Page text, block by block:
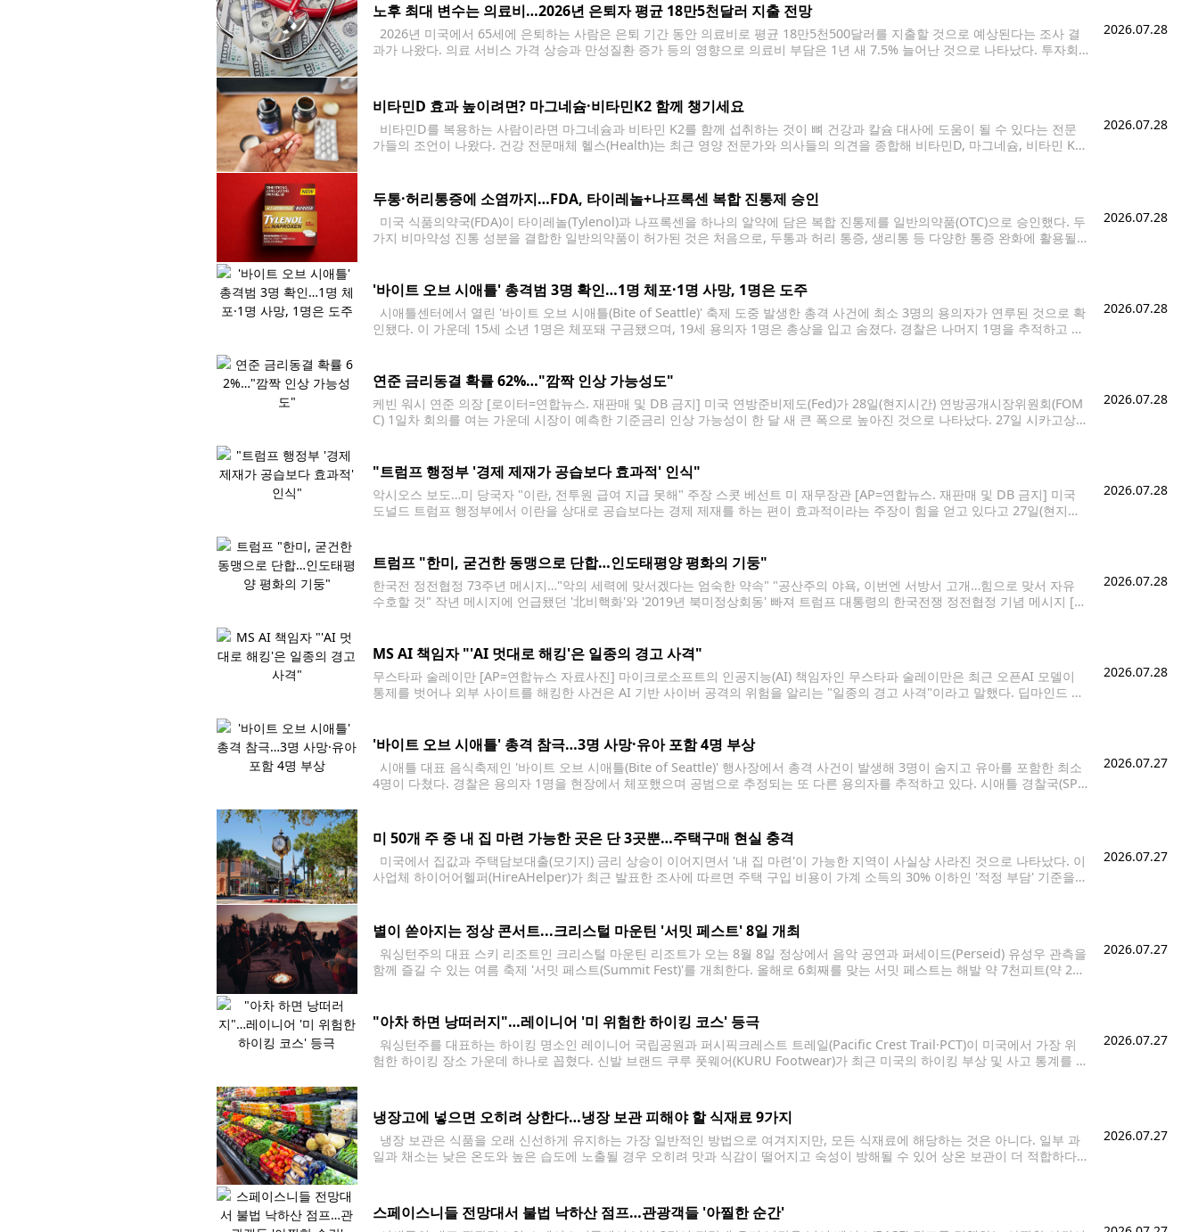
노후 최대 변수는 의료비…2026년 은퇴자 평균 18만5천달러 지출 전망
2026년 미국에서 65세에 은퇴하는 사람은 은퇴 기간 동안 의료비로 평균 18만5천500달러를 지출할 것으로 예상된다는 조사 결
과가 나왔다. 의료 서비스 가격 상승과 만성질환 증가 등의 영향으로 의료비 부담은 1년 새 7.5% 늘어난 것으로 나타났다. 투자회
2026.07.28
비타민D 효과 높이려면? 마그네슘·비타민K2 함께 챙기세요
비타민D를 복용하는 사람이라면 마그네슘과 비타민 K2를 함께 섭취하는 것이 뼈 건강과 칼슘 대사에 도움이 될 수 있다는 전문
가들의 조언이 나왔다. 건강 전문매체 헬스(Health)는 최근 영양 전문가와 의사들의 의견을 종합해 비타민D, 마그네슘, 비타민 K2
2026.07.28
두통·허리통증에 소염까지…FDA, 타이레놀+나프록센 복합 진통제 승인
미국 식품의약국(FDA)이 타이레놀(Tylenol)과 나프록센을 하나의 알약에 담은 복합 진통제를 일반의약품(OTC)으로 승인했다. 두
가지 비마약성 진통 성분을 결합한 일반의약품이 허가된 것은 처음으로, 두통과 허리 통증, 생리통 등 다양한 통증 완화에 활용될
2026.07.28
'바이트 오브 시애틀' 총격범 3명 확인…1명 체포·1명 사망, 1명은 도주
시애틀센터에서 열린 '바이트 오브 시애틀(Bite of Seattle)' 축제 도중 발생한 총격 사건에 최소 3명의 용의자가 연루된 것으로 확
인됐다. 이 가운데 15세 소년 1명은 체포돼 구금됐으며, 19세 용의자 1명은 총상을 입고 숨졌다. 경찰은 나머지 1명을 추적하고 있
2026.07.28
연준 금리동결 확률 62%…"깜짝 인상 가능성도"
케빈 워시 연준 의장 [로이터=연합뉴스. 재판매 및 DB 금지] 미국 연방준비제도(Fed)가 28일(현지시간) 연방공개시장위원회(FOM
C) 1일차 회의를 여는 가운데 시장이 예측한 기준금리 인상 가능성이 한 달 새 큰 폭으로 높아진 것으로 나타났다. 27일 시카고상품
2026.07.28
"트럼프 행정부 '경제 제재가 공습보다 효과적' 인식"
악시오스 보도…미 당국자 "이란, 전투원 급여 지급 못해" 주장 스콧 베선트 미 재무장관 [AP=연합뉴스. 재판매 및 DB 금지] 미국
도널드 트럼프 행정부에서 이란을 상대로 공습보다는 경제 제재를 하는 편이 효과적이라는 주장이 힘을 얻고 있다고 27일(현지시
2026.07.28
트럼프 "한미, 굳건한 동맹으로 단합…인도태평양 평화의 기둥"
한국전 정전협정 73주년 메시지…"악의 세력에 맞서겠다는 엄숙한 약속" "공산주의 야욕, 이번엔 서방서 고개…힘으로 맞서 자유
수호할 것" 작년 메시지에 언급됐던 '北비핵화'와 '2019년 북미정상회동' 빠져 트럼프 대통령의 한국전쟁 정전협정 기념 메시지 [백
2026.07.28
MS AI 책임자 "'AI 멋대로 해킹'은 일종의 경고 사격"
무스타파 술레이만 [AP=연합뉴스 자료사진] 마이크로소프트의 인공지능(AI) 책임자인 무스타파 술레이만은 최근 오픈AI 모델이
통제를 벗어나 외부 사이트를 해킹한 사건은 AI 기반 사이버 공격의 위험을 알리는 "일종의 경고 사격"이라고 말했다. 딥마인드 공
2026.07.28
'바이트 오브 시애틀' 총격 참극…3명 사망·유아 포함 4명 부상
시애틀 대표 음식축제인 '바이트 오브 시애틀(Bite of Seattle)' 행사장에서 총격 사건이 발생해 3명이 숨지고 유아를 포함한 최소
4명이 다쳤다. 경찰은 용의자 1명을 현장에서 체포했으며 공범으로 추정되는 또 다른 용의자를 추적하고 있다. 시애틀 경찰국(SP
2026.07.27
미 50개 주 중 내 집 마련 가능한 곳은 단 3곳뿐…주택구매 현실 충격
미국에서 집값과 주택담보대출(모기지) 금리 상승이 이어지면서 '내 집 마련'이 가능한 지역이 사실상 사라진 것으로 나타났다. 이
사업체 하이어어헬퍼(HireAHelper)가 최근 발표한 조사에 따르면 주택 구입 비용이 가계 소득의 30% 이하인 '적정 부담' 기준을
2026.07.27
별이 쏟아지는 정상 콘서트...크리스털 마운틴 '서밋 페스트' 8일 개최
워싱턴주의 대표 스키 리조트인 크리스털 마운틴 리조트가 오는 8월 8일 정상에서 음악 공연과 퍼세이드(Perseid) 유성우 관측을
함께 즐길 수 있는 여름 축제 '서밋 페스트(Summit Fest)'를 개최한다. 올해로 6회째를 맞는 서밋 페스트는 해발 약 7천피트(약 2천
2026.07.27
"아차 하면 낭떠러지"…레이니어 '미 위험한 하이킹 코스' 등극
워싱턴주를 대표하는 하이킹 명소인 레이니어 국립공원과 퍼시픽크레스트 트레일(Pacific Crest Trail·PCT)이 미국에서 가장 위
험한 하이킹 장소 가운데 하나로 꼽혔다. 신발 브랜드 쿠루 풋웨어(KURU Footwear)가 최근 미국의 하이킹 부상 및 사고 통계를 분
2026.07.27
냉장고에 넣으면 오히려 상한다…냉장 보관 피해야 할 식재료 9가지
냉장 보관은 식품을 오래 신선하게 유지하는 가장 일반적인 방법으로 여겨지지만, 모든 식재료에 해당하는 것은 아니다. 일부 과
일과 채소는 낮은 온도와 높은 습도에 노출될 경우 오히려 맛과 식감이 떨어지고 숙성이 방해될 수 있어 상온 보관이 더 적합하다
2026.07.27
스페이스니들 전망대서 불법 낙하산 점프…관광객들 '아찔한 순간'